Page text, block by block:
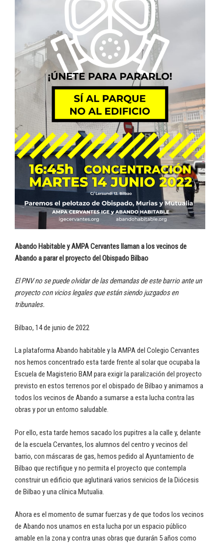
Abando Habitable y AMPA Cervantes llaman a los vecinos de
Abando a parar el proyecto del Obispado Bilbao
El PNV no se puede olvidar de las demandas de este barrio ante un
proyecto con vicios legales que están siendo juzgados en
tribunales.
Bilbao, 14 de junio de 2022
La plataforma Abando habitable y la AMPA del Colegio Cervantes
nos hemos concentrado esta tarde frente al solar que ocupaba la
Escuela de Magisterio BAM para exigir la paralización del proyecto
previsto en estos terrenos por el obispado de Bilbao y animamos a
todos los vecinos de Abando a sumarse a esta lucha contra las
obras y por un entorno saludable.
Por ello, esta tarde hemos sacado los pupitres a la calle y, delante
de la escuela Cervantes, los alumnos del centro y vecinos del
barrio, con máscaras de gas, hemos pedido al Ayuntamiento de
Bilbao que rectifique y no permita el proyecto que contempla
construir un edificio que aglutinará varios servicios de la Diócesis
de Bilbao y una clínica Mutualia.
Ahora es el momento de sumar fuerzas y de que todos los vecinos
de Abando nos unamos en esta lucha por un espacio público
amable en la zona y contra unas obras que durarán 5 años como